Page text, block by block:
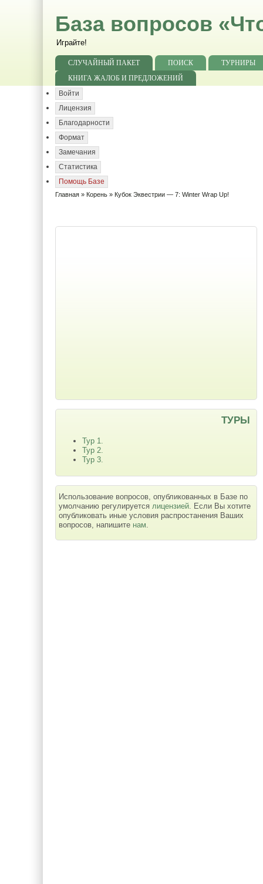
База вопросов
Играйте!
СЛУЧАЙНЫЙ ПАКЕТ ПОИСК
ТУРНИРЫ
КНИГА ЖАЛОБ И ПРЕДЛОЖЕНИЙ
Войти
Лицензия
Благодарности
Формат
Замечания
Статистика
Помощь Базе
Главная » Корень » Кубок Эквестрии — 7: Winter Wrap Up!
ТУРЫ
Тур 1.
Тур 2.
Тур 3.
Использование вопросов, опубликованных в Базе по
умолчанию регулируется лицензией. Если Вы хотите
опубликовать иные условия распростанения Ваших
вопросов, напишите нам.